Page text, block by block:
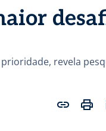
revela